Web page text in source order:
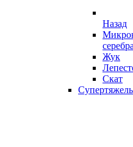
Назад
Жук
Скат